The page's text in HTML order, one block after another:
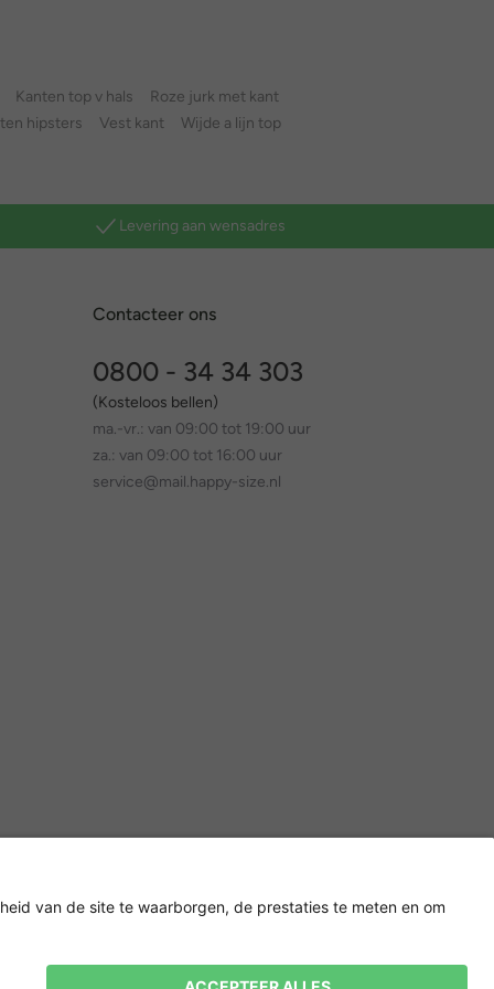
Kanten top v hals
Roze jurk met kant
hipsters Vest kant
Wijde a lijn top
Levering aan wensadres
Contacteer ons
0800 - 34 34 303
(Kosteloos bellen)
ma.-vr.: van 09:00 tot 19:00 uur
za.: van 09:00 tot 16:00 uur
service@mail.happy-size.nl